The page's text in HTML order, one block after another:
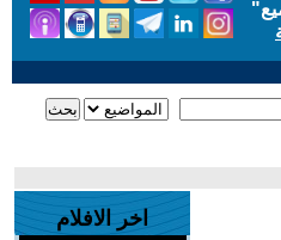
"
اخر الافلام